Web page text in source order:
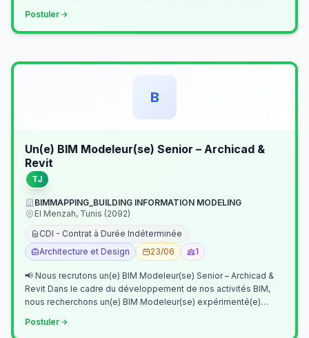
Postuler
B
Un(e) BIM Modeleur(se) Senior – Archicad &
Revit
TJ
BIMMAPPING_BUILDING INFORMATION MODELING
El Menzah, Tunis (2092)
CDI - Contrat à Durée Indéterminée
Architecture et Design
23/06 1
📢 Nous recrutons un(e) BIM Modeleur(se) Senior – Archicad &
Revit Dans le cadre du développement de nos activités BIM,
nous recherchons un(e) BIM Modeleur(se) expérimenté(e)
Postuler